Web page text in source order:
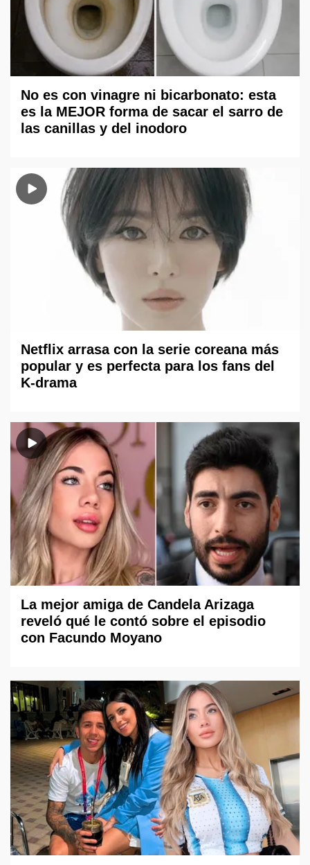
No es con vinagre ni bicarbonato: esta
es la MEJOR forma de sacar el sarro de
las canillas y del inodoro
Netflix arrasa con la serie coreana más
popular y es perfecta para los fans del
K-drama
La mejor amiga de Candela Arizaga
reveló qué le contó sobre el episodio
con Facundo Moyano